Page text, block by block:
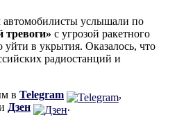
услышали по
тревоги» с угрозой ракетного
в укрытия. Оказалось, что
радиостанций и
в Telegram
,
Дзен .